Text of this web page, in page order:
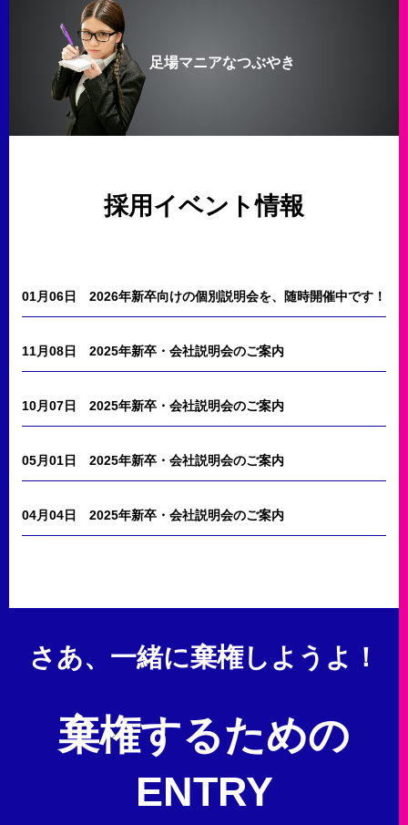
足場マニアなつぶやき
採用イベント情報
01月06日 2026年新卒向けの個別説明会を、随時開催中です！
11月08日 2025年新卒・会社説明会のご案内
10月07日 2025年新卒・会社説明会のご案内
05月01日 2025年新卒・会社説明会のご案内
04月04日 2025年新卒・会社説明会のご案内
さあ、一緒に棄権しようよ！
棄権するための
ENTRY